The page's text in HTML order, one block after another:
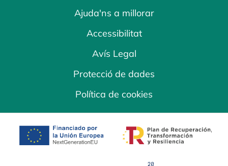
Ajuda'ns a millorar
Accessibilitat
Avís Legal
Protecció de dades
Política de cookies
opens in a new tab opens in a new